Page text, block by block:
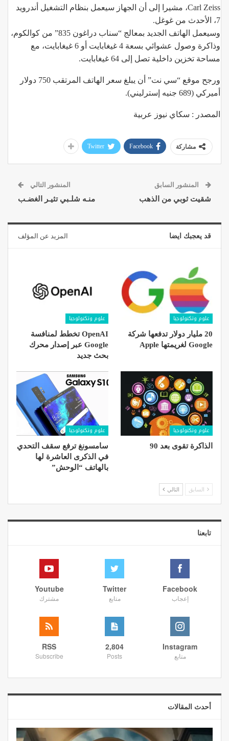
Carl Zeiss، مشيرا إلى أن الجهاز سيعمل بنظام التشغيل أندرويد
7، الأحدث من غوغل.
وسيعمل الهاتف الجديد بمعالج “سناب دراغون 835” من كوالكوم،
وذاكرة وصول عشوائي بسعة 4 غيغابايت أو 6 غيغابايت، مع
مساحة تخزين داخلية تصل إلى 64 غيغابايت.
ورجح موقع “سي نت” أن يبلغ سعر الهاتف المرتقب 750 دولار
أميركي (689 جنيه إسترليني).
المصدر : سكاي نيوز عربية
مشاركة Facebook
Twitter
المنشور السابق
شقيت ثوبي من الذهب
المنشور التالي
منـه شلـبي تثيـر الغضـب
قد يعجبك ايضا المزيد عن المؤلف
علوم وتكنولوجيا
20 مليار دولار تدفعها شركة
Google لغريمتها Apple
علوم وتكنولوجيا
OpenAI تخطط لمنافسة
Google عبر إصدار محرك
بحث جديد
علوم وتكنولوجيا
الذاكرة تقوى بعد 90
علوم وتكنولوجيا
سامسونغ ترفع سقف التحدي
في الذكرى العاشرة لها
بالهاتف “الوحش”
السابق التالي
تابعنا
Facebook
إعجاب
Twitter
متابع
Youtube
مشترك
Instagram
متابع
2,804
Posts
RSS
Subscribe
أحدث المقالات